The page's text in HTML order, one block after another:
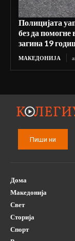
Полицијата
без да помогне
загина 19
МАКЕДОНИЈА
Пиши ни
Дома
Македонија
Свет
Сторија
Спорт